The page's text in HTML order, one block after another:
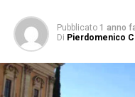
Pubblicato 1 anno
Di Pierdomenico